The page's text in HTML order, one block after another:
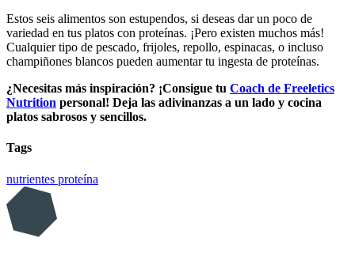
Estos seis alimentos son estupendos, si deseas dar un poco de
variedad en tus platos con proteínas. ¡Pero existen muchos más!
Cualquier tipo de pescado, frijoles, repollo, espinacas, o incluso
champiñones blancos pueden aumentar tu ingesta de proteínas.
¿Necesitas más inspiración? ¡Consigue tu Coach de Freeletics
Nutrition personal! Deja las adivinanzas a un lado y cocina
platos sabrosos y sencillos.
Tags
nutrientes proteína